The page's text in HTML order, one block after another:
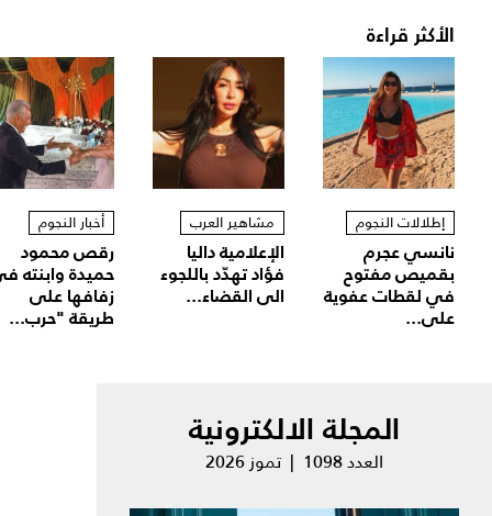
الأكثر قراءة
إطلالات النجوم
نانسي عجرم
بقميص مفتوح
في لقطات عفوية
على...
مشاهير العرب
الإعلامية داليا
فؤاد تهدّد باللجوء
الى القضاء...
أخبار النجوم
رقص محمود
حميدة وابنته
زفافها على
طريقة "حرب...
المجلة الالكترونية
العدد 1098 | تموز 2026